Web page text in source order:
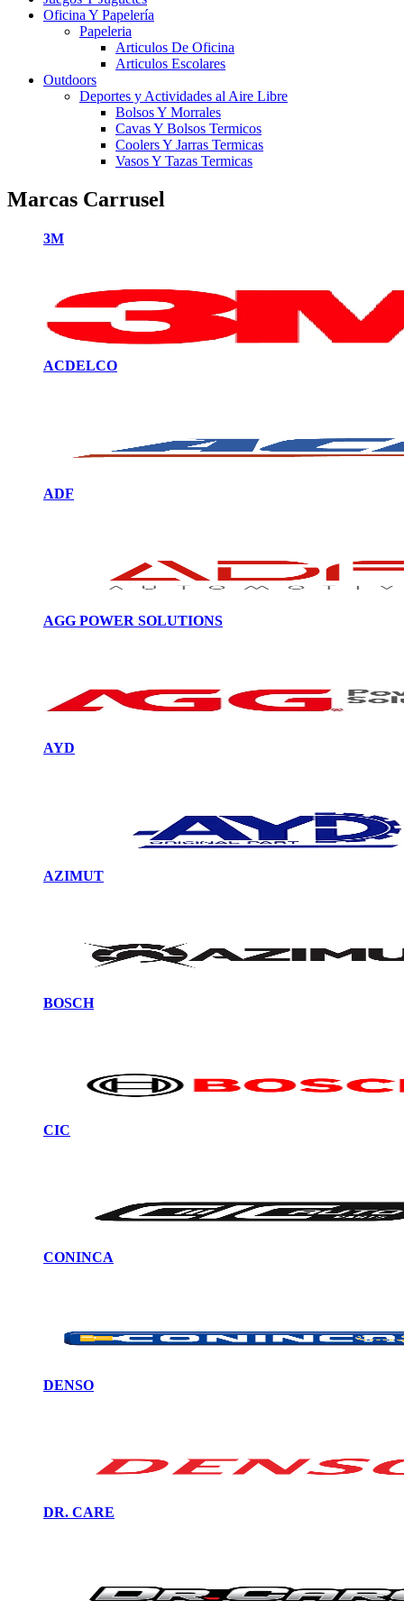
Oficina Y Papelería
Papeleria
Articulos De Oficina
Articulos Escolares
Outdoors
Deportes y Actividades al Aire Libre
Bolsos Y Morrales
Cavas Y Bolsos Termicos
Coolers Y Jarras Termicas
Vasos Y Tazas Termicas
Marcas Carrusel
3M
ACDELCO
ADF
AGG POWER SOLUTIONS
AYD
AZIMUT
BOSCH
CIC
CONINCA
DENSO
DR. CARE